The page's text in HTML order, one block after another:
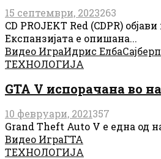
15 септември, 2023263
CD PROJEKT Red (CDPR)
Експанзијата е опишана...
Видео ИграИдрис Елба
ТЕХНОЛОГИЈА
GTA V испорачанa во
10 февруари, 2021357
Grand Theft Auto V е една од
Видео ИграГТА
ТЕХНОЛОГИЈА